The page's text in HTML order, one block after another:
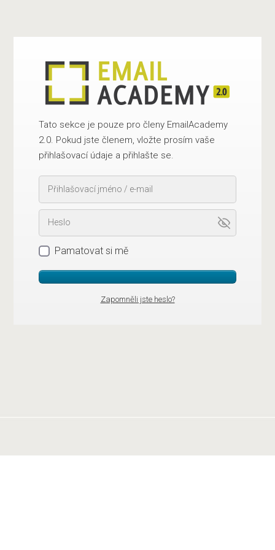
Tato sekce je pouze pro členy EmailAcademy
2.0. Pokud jste členem, vložte prosím vaše
přihlašovací údaje a přihlašte se.
Pamatovat si mě
Zapomněli jste heslo?